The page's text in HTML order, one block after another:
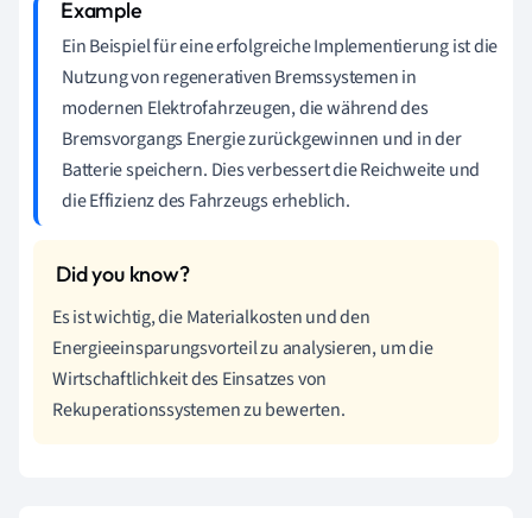
Ein Beispiel für eine erfolgreiche Implementierung ist die
Nutzung von regenerativen Bremssystemen in
modernen Elektrofahrzeugen, die während des
Bremsvorgangs Energie zurückgewinnen und in der
Batterie speichern. Dies verbessert die Reichweite und
die Effizienz des Fahrzeugs erheblich.
Es ist wichtig, die Materialkosten und den
Energieeinsparungsvorteil zu analysieren, um die
Wirtschaftlichkeit des Einsatzes von
Rekuperationssystemen zu bewerten.